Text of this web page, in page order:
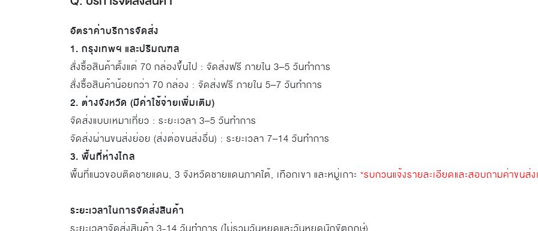
อัตราค่าบริการจัดส่ง
1. กรุงเทพฯ และปริมณฑล
สั่งซื้อสินค้าตั้งแต่ 70 กล่องขึ้นไป : จัดส่งฟรี ภายใน 3–5 วันทำการ
สั่งซื้อสินค้าน้อยกว่า 70 กล่อง : จัดส่งฟรี ภายใน 5–7 วันทำการ
2. ต่างจังหวัด (มีค่าใช้จ่ายเพิ่มเติม)
จัดส่งแบบเหมาเที่ยว : ระยะเวลา 3–5 วันทำการ
จัดส่งผ่านขนส่งย่อย (ส่งต่อขนส่งอื่น) : ระยะเวลา 7–14 วันทำการ
3. พื้นที่ห่างไกล
พื้นที่แนวขอบติดชายแดน, 3 จังหวัดชายแดนภาคใต้, เทือกเขา และหมู่เกาะ *รบกวนแจ้งรายละเอียดและสอบถามค่าขนส่
ระยะเวลาในการจัดส่งสินค้า